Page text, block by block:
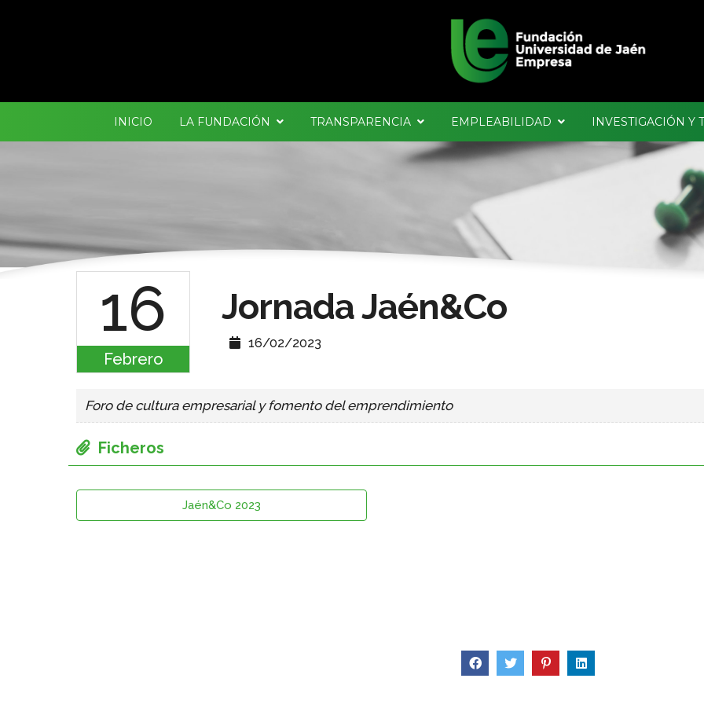
INICIO LA FUNDACIÓN TRANSPARENCIA EMPLEABILIDAD INVESTIGACIÓN Y
16
Febrero
Jornada Jaén&Co
16/02/2023
Foro de cultura empresarial y fomento del emprendimiento
Jaén&Co 2023